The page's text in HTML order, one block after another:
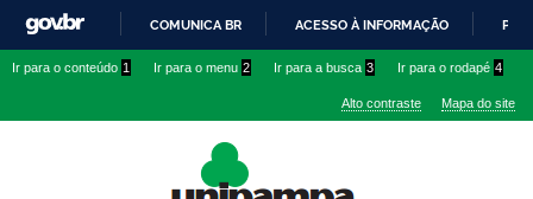
conteúdo
IR
O
COMUNICA BR ACESSO À INFORMAÇÃO
Ir para o conteúdo 1 Ir para o menu 2 Ir para a busca 3 Ir para o rodapé 4
Alto contraste Mapa do site